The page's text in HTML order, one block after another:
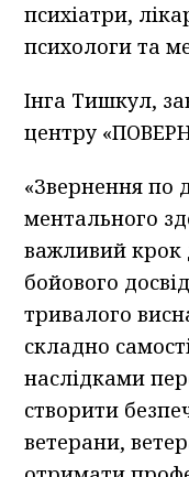
психіатри,
психологи та
Інга Тишкул,
центру
«Звернення по
ментального
важливий крок
бойового
тривалого
складно
наслідками
створити
ветерани,